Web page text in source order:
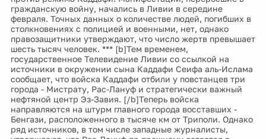
гражданскую войну, начались в Ливии в середине
февраля. Точных данных о количестве людей, погибших в
столкновениях с полицией и военными, нет, однако
правозащитники утверждают, что число жертв превышает
шесть тысяч человек. *** [b]Тем временем,
государственное Телевидение Ливии со ссылкой на
источники в окружении сына Каддафи Сеифа аль-Ислама
сообщает, что войска Каддафи отбили у повстанцев три
города - Мистрату, Рас-Лануф и стратегически важный
нефтяной центр Эз-Завия. [/b]Теперь войска
направляются на штурм главного города восставших -
Бенгази, расположенного в тысяче км от Триполи. Однако
ряд источников, в том числе западные журналисты,